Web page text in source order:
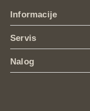
Informacije
Servis
Nalog